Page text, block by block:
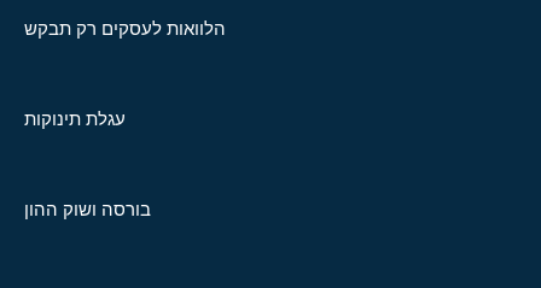
הלוואות לעסקים רק תבקש
עגלת תינוקות
בורסה ושוק ההון